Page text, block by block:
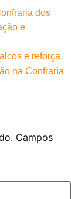
e reforça
na Confraria
Campos